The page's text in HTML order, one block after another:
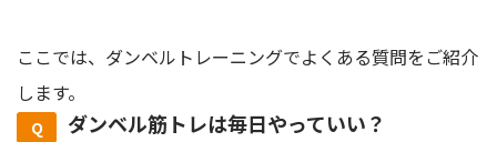
ここでは、ダンベルトレーニングでよくある質問をご紹介
します。
ダンベル筋トレは毎日やっていい？